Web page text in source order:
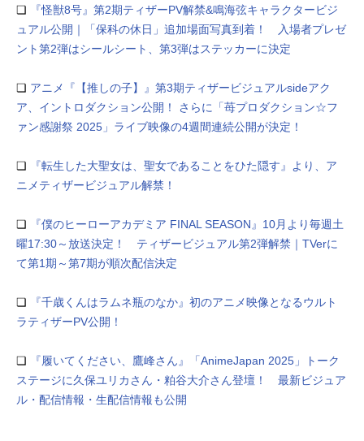
❏
『怪獣8号』第2期ティザーPV解禁&鳴海弦キャラクタービジ
ュアル公開｜「保科の休日」追加場面写真到着！ 入場者プレゼ
ント第2弾はシールシート、第3弾はステッカーに決定
❏ アニメ『【推しの子】』第3期ティザービジュアルsideアク
ア、イントロダクション公開！ さらに「苺プロダクション☆フ
ァン感謝祭 2025」ライブ映像の4週間連続公開が決定！
❏
『転生した大聖女は、聖女であることをひた隠す』より、ア
ニメティザービジュアル解禁！
❏
『僕のヒーローアカデミア FINAL SEASON』10月より毎週土
曜17:30～放送決定！ ティザービジュアル第2弾解禁｜TVerに
て第1期～第7期が順次配信決定
❏
『千歳くんはラムネ瓶のなか』初のアニメ映像となるウルト
ラティザーPV公開！
❏
『履いてください、鷹峰さん』「AnimeJapan 2025」トーク
ステージに久保ユリカさん・粕谷大介さん登壇！ 最新ビジュア
ル・配信情報・生配信情報も公開